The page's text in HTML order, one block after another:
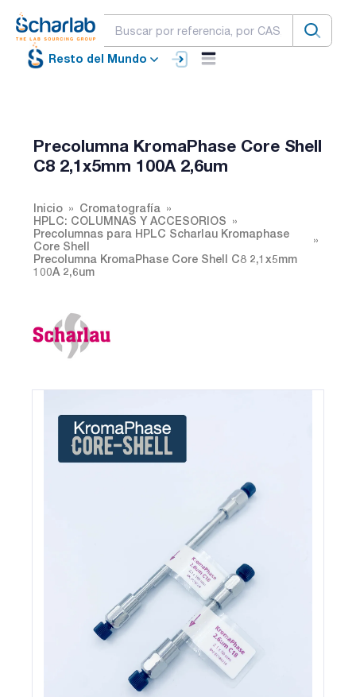
Resto del Mundo
Precolumna KromaPhase Core Shell
C8 2,1x5mm 100A 2,6um
Inicio
Cromatografía
HPLC: COLUMNAS Y ACCESORIOS
Precolumnas para HPLC Scharlau Kromaphase
Core Shell
Precolumna KromaPhase Core Shell C8 2,1x5mm
100A 2,6um